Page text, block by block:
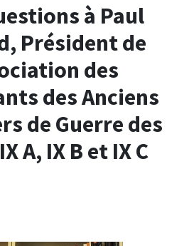
à Paul
Président de
des
des Anciens
de Guerre des
A, IX B et IX C